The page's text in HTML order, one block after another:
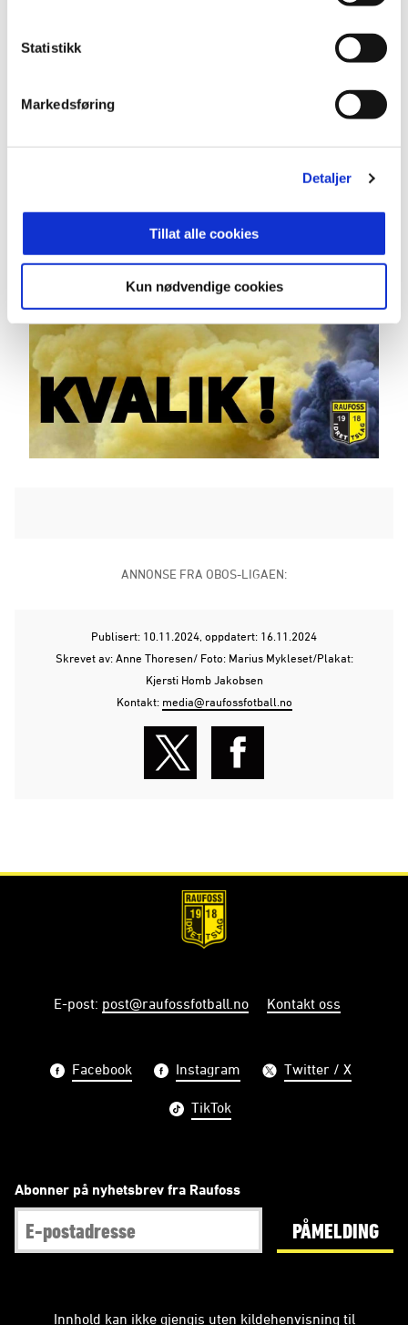
Statistikk
Markedsføring
Detaljer
Tillat alle cookies
Kun nødvendige cookies
Bli med på moroa! Vi ses i Storhallen på lørdag!
Heia Raufoss! 💛🖤
ANNONSE FRA OBOS-LIGAEN:
Publisert: 10.11.2024 , oppdatert: 16.11.2024
Skrevet av: Anne Thoresen/ Foto: Marius Mykleset/Plakat:
Kjersti Homb Jakobsen
Kontakt: media@raufossfotball.no
E-post: post@raufossfotball.no Kontakt oss
Facebook Instagram Twitter / X
TikTok
Abonner på nyhetsbrev fra Raufoss
PÅMELDING
Innhold kan ikke gjengis uten kildehenvisning til